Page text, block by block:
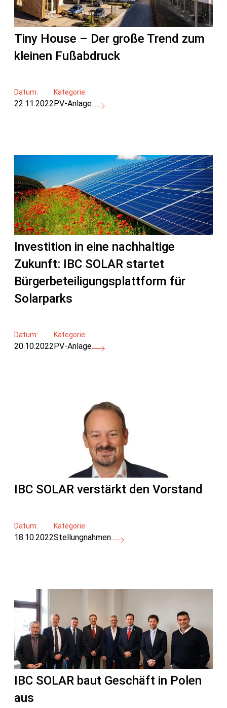
Tiny House – Der große Trend zum
kleinen Fußabdruck
Datum:
22.11.2022
Kategorie:
PV-Anlage
Investition in eine nachhaltige
Zukunft: IBC SOLAR startet
Bürgerbeteiligungsplattform für
Solarparks
Datum:
20.10.2022
Kategorie:
PV-Anlage
IBC SOLAR verstärkt den Vorstand
Datum:
18.10.2022
Kategorie:
Stellungnahmen
IBC SOLAR baut Geschäft in Polen
aus